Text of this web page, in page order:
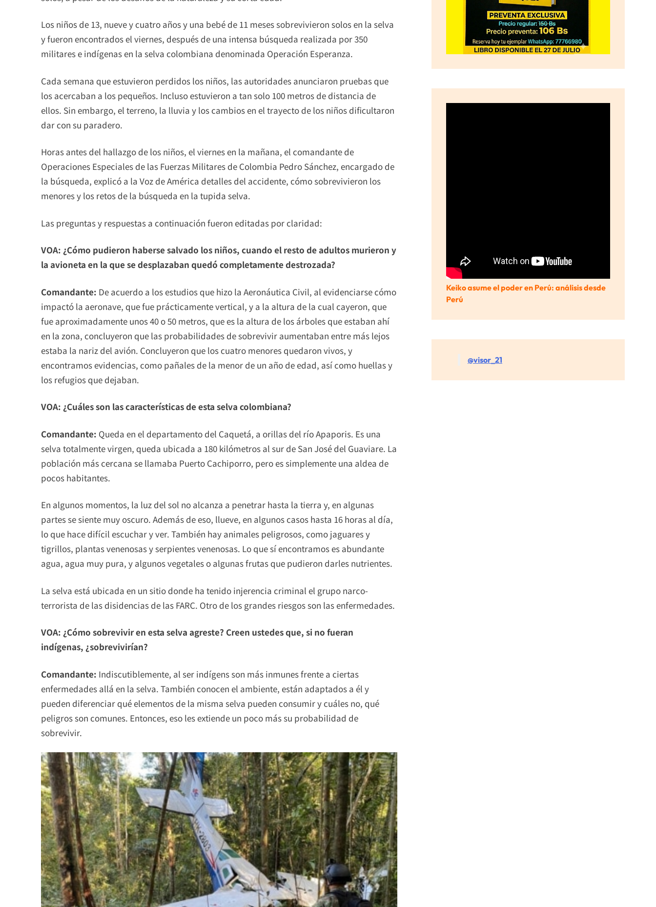
Los niños de 13, nueve y cuatro años y una bebé de 11 meses sobrevivieron solos en la selva
y fueron encontrados el viernes, después de una intensa búsqueda realizada por 350
militares e indígenas en la selva colombiana denominada Operación Esperanza.
Cada semana que estuvieron perdidos los niños, las autoridades anunciaron pruebas que
los acercaban a los pequeños. Incluso estuvieron a tan solo 100 metros de distancia de
ellos. Sin embargo, el terreno, la lluvia y los cambios en el trayecto de los niños dificultaron
dar con su paradero.
Horas antes del hallazgo de los niños, el viernes en la mañana, el comandante de
Operaciones Especiales de las Fuerzas Militares de Colombia Pedro Sánchez, encargado de
la búsqueda, explicó a la Voz de América detalles del accidente, cómo sobrevivieron los
menores y los retos de la búsqueda en la tupida selva.
Las preguntas y respuestas a continuación fueron editadas por claridad:
VOA: ¿Cómo pudieron haberse salvado los niños, cuando el resto de adultos murieron y
la avioneta en la que se desplazaban quedó completamente destrozada?
Comandante: De acuerdo a los estudios que hizo la Aeronáutica Civil, al evidenciarse cómo
impactó la aeronave, que fue prácticamente vertical, y a la altura de la cual cayeron, que
fue aproximadamente unos 40 o 50 metros, que es la altura de los árboles que estaban ahí
en la zona, concluyeron que las probabilidades de sobrevivir aumentaban entre más lejos
estaba la nariz del avión. Concluyeron que los cuatro menores quedaron vivos, y
encontramos evidencias, como pañales de la menor de un año de edad, así como huellas y
los refugios que dejaban.
VOA: ¿Cuáles son las características de esta selva colombiana?
Comandante: Queda en el departamento del Caquetá, a orillas del río Apaporis. Es una
selva totalmente virgen, queda ubicada a 180 kilómetros al sur de San José del Guaviare. La
población más cercana se llamaba Puerto Cachiporro, pero es simplemente una aldea de
pocos habitantes.
En algunos momentos, la luz del sol no alcanza a penetrar hasta la tierra y, en algunas
partes se siente muy oscuro. Además de eso, llueve, en algunos casos hasta 16 horas al día,
lo que hace difícil escuchar y ver. También hay animales peligrosos, como jaguares y
tigrillos, plantas venenosas y serpientes venenosas. Lo que sí encontramos es abundante
agua, agua muy pura, y algunos vegetales o algunas frutas que pudieron darles nutrientes.
La selva está ubicada en un sitio donde ha tenido injerencia criminal el grupo narco-
terrorista de las disidencias de las FARC. Otro de los grandes riesgos son las enfermedades.
VOA: ¿Cómo sobrevivir en esta selva agreste? Creen ustedes que, si no fueran
indígenas, ¿sobrevivirían?
Comandante: Indiscutiblemente, al ser indígens son más inmunes frente a ciertas
enfermedades allá en la selva. También conocen el ambiente, están adaptados a él y
pueden diferenciar qué elementos de la misma selva pueden consumir y cuáles no, qué
peligros son comunes. Entonces, eso les extiende un poco más su probabilidad de
sobrevivir.
Keiko asume el poder en Perú: análisis desde
Perú
@visor_21